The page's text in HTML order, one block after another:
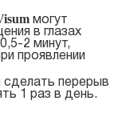
могут
в глазах
2 минут,
проявлении
сделать перерыв
1 раз в день.